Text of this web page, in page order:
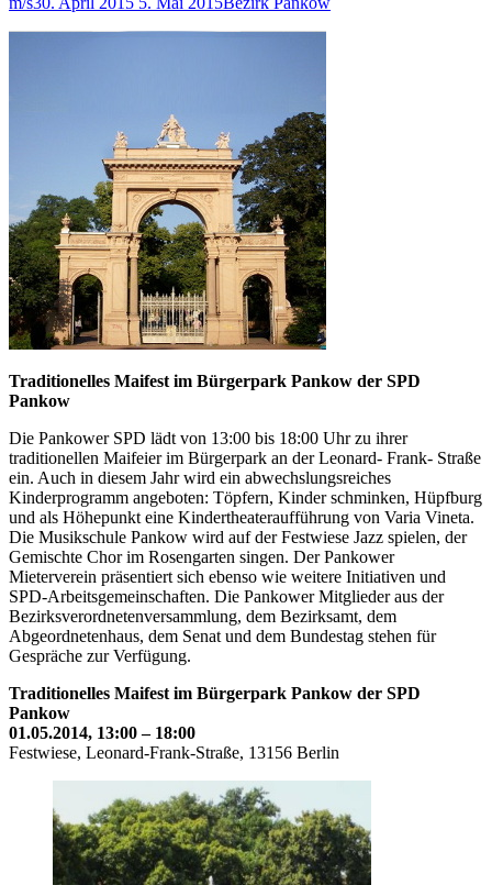
Traditionelles Maifest im Bürgerpark Pankow der SPD
Pankow
Die Pankower SPD lädt von 13:00 bis 18:00 Uhr zu ihrer
traditionellen Maifeier im Bürgerpark an der Leonard- Frank- Straße
ein. Auch in diesem Jahr wird ein abwechslungsreiches
Kinderprogramm angeboten: Töpfern, Kinder schminken, Hüpfburg
und als Höhepunkt eine Kindertheateraufführung von Varia Vineta.
Die Musikschule Pankow wird auf der Festwiese Jazz spielen, der
Gemischte Chor im Rosengarten singen. Der Pankower
Mieterverein präsentiert sich ebenso wie weitere Initiativen und
SPD-Arbeitsgemeinschaften. Die Pankower Mitglieder aus der
Bezirksverordnetenversammlung, dem Bezirksamt, dem
Abgeordnetenhaus, dem Senat und dem Bundestag stehen für
Gespräche zur Verfügung.
Traditionelles Maifest im Bürgerpark Pankow der SPD
Pankow
01.05.2014, 13:00 – 18:00
Festwiese, Leonard-Frank-Straße, 13156 Berlin